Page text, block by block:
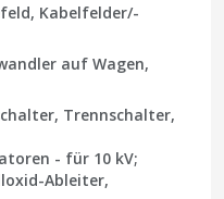
Kabelfelder/-
auf Wagen,
Trennschalter,
- für 10 kV;
Ableiter,